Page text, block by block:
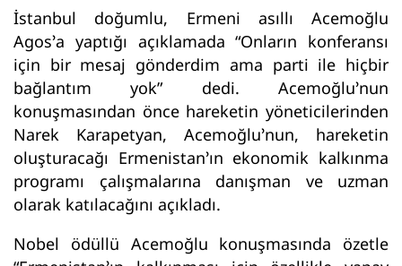
İstanbul doğumlu, Ermeni asıllı Acemoğlu
Agos’a yaptığı açıklamada “Onların konferansı
için bir mesaj gönderdim ama parti ile hiçbir
bağlantım yok” dedi. Acemoğlu’nun
konuşmasından önce hareketin yöneticilerinden
Narek Karapetyan, Acemoğlu’nun, hareketin
oluşturacağı Ermenistan’ın ekonomik kalkınma
programı çalışmalarına danışman ve uzman
olarak katılacağını açıkladı.
Nobel ödüllü Acemoğlu konuşmasında özetle